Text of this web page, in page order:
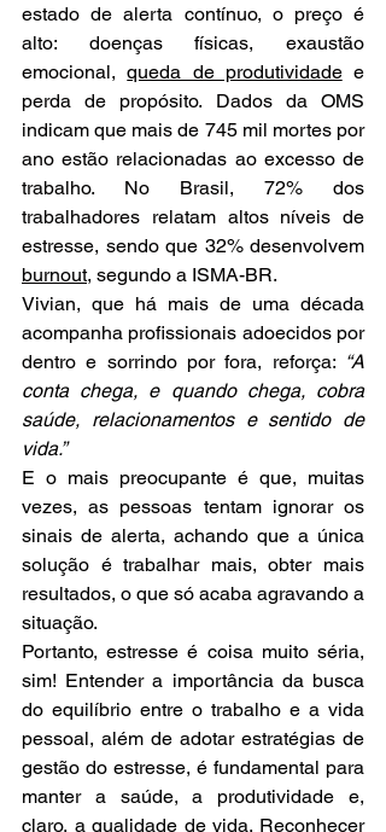
estado de alerta contínuo, o preço é
alto: doenças físicas, exaustão
emocional, queda de produtividade e
perda de propósito. Dados da OMS
indicam que mais de 745 mil mortes por
ano estão relacionadas ao excesso de
trabalho. No Brasil, 72% dos
trabalhadores relatam altos níveis de
burnout, segundo a ISMA-BR.
Vivian, que há mais de uma década
acompanha profissionais adoecidos por
dentro e sorrindo por fora, reforça: “A
conta chega, e quando chega, cobra
saúde, relacionamentos e sentido de
vida.”
E o mais preocupante é que, muitas
vezes, as pessoas tentam ignorar os
sinais de alerta, achando que a única
solução é trabalhar mais, obter mais
resultados, o que só acaba agravando a
situação.
Portanto, estresse é coisa muito séria,
sim! Entender a importância da busca
do equilíbrio entre o trabalho e a vida
pessoal, além de adotar estratégias de
gestão do estresse, é fundamental para
manter a saúde, a produtividade e,
claro, a qualidade de vida. Reconhecer